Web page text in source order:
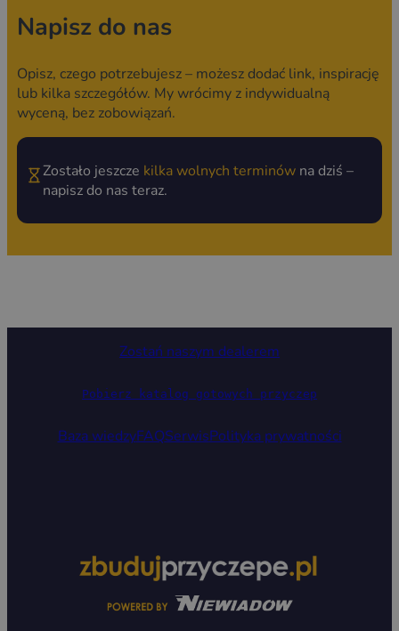
Napisz do nas
Opisz, czego potrzebujesz – możesz dodać link, inspirację
lub kilka szczegółów. My wrócimy z indywidualną
wyceną, bez zobowiązań.
Zostało jeszcze kilka wolnych terminówna dziś –
napisz do nas teraz.
Zostań naszym dealerem
Pobierz katalog gotowych przyczep
Baza wiedzyFAQSerwisPolityka prywatności